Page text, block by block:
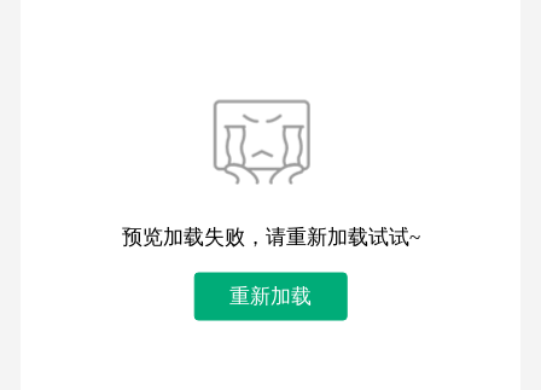
预览加载失败，请重新加载试试~
重新加载